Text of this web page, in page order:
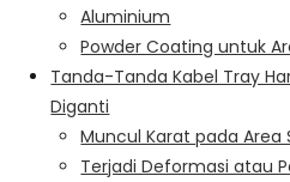
Aluminium
Powder Coating untuk
Tanda-Tanda Kabel Tray
Diganti
Muncul Karat pada Area
Terjadi Deformasi atau